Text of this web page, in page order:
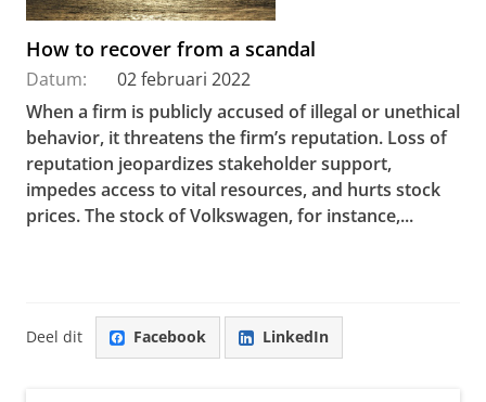
How to recover from a scandal
Datum:
02 februari 2022
When a firm is publicly accused of illegal or unethical
behavior, it threatens the firm’s reputation. Loss of
reputation jeopardizes stakeholder support,
impedes access to vital resources, and hurts stock
prices. The stock of Volkswagen, for instance,...
Deel dit Facebook LinkedIn